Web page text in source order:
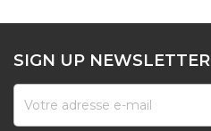
SIGN UP NEWSLETTER